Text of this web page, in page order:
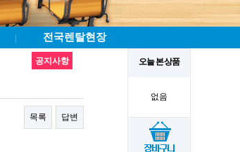
전국렌탈현장
오늘 본 상품
없음
공지사항
목록 답변